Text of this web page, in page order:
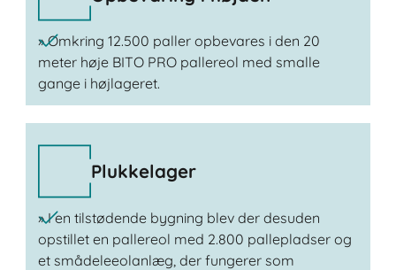
» Omkring 12.500 paller opbevares i den 20
meter høje BITO PRO pallereol med smalle
gange i højlageret.
Plukkelager
» I en tilstødende bygning blev der desuden
opstillet en pallereol med 2.800 pallepladser og
et smådeleeolanlæg, der fungerer som